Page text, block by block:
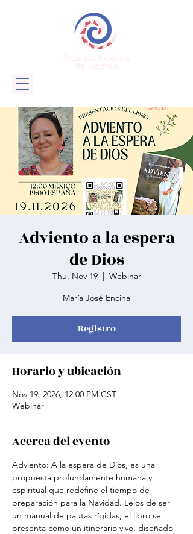
Adviento a la espera
de Dios
Thu, Nov 19
  |
Webinar
María José Encina
Registro
Horario y ubicación
Nov 19, 2026, 12:00 PM CST
Webinar
Acerca del evento
Adviento: A la espera de Dios, es una
propuesta profundamente humana y
espiritual que redefine el tiempo de
preparación para la Navidad. Lejos de ser
un manual de pautas rígidas, el libro se
presenta como un itinerario vivo, diseñado